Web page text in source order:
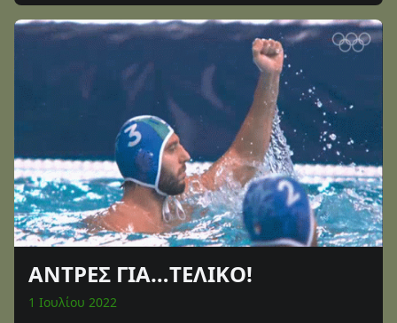
ΑΝΤΡΕΣ ΓΙΑ…ΤΕΛΙΚΟ!
1 Ιουλίου 2022